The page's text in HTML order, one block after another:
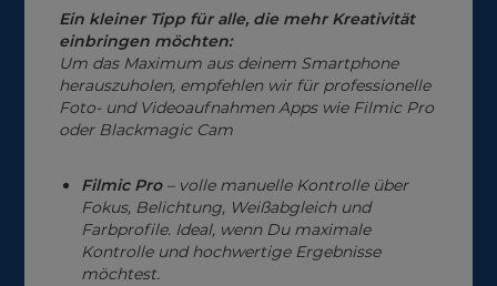
Ein kleiner Tipp für alle, die mehr Kreativität
einbringen möchten:
Um das Maximum aus deinem Smartphone
herauszuholen, empfehlen wir für professionelle
Foto- und Videoaufnahmen Apps wie Filmic Pro
oder Blackmagic Cam
Filmic Pro– volle manuelle Kontrolle über
Fokus, Belichtung, Weißabgleich und
Farbprofile. Ideal, wenn Du maximale
Kontrolle und hochwertige Ergebnisse
möchtest.